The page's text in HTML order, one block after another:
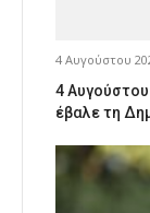
4 Αυγούστου
4 Αυγούστου
έβαλε τη